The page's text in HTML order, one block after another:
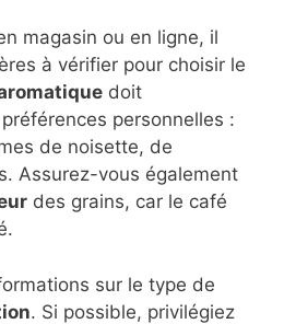
magasin ou en ligne, il
à vérifier pour choisir le
doit
personnelles :
de noisette, de
Assurez-vous également
des grains, car le café
sur le type de
. Si possible, privilégiez